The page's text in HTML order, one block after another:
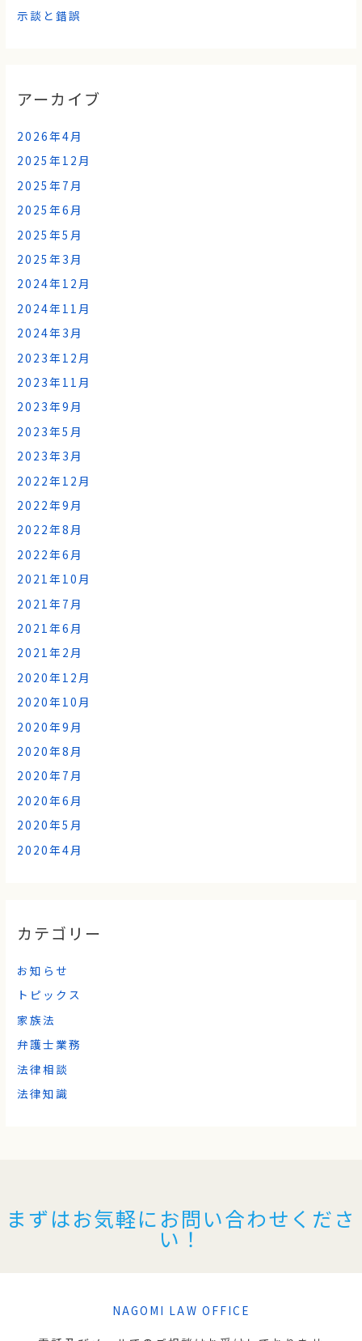
示談と錯誤
アーカイブ
2026年4月
2025年12月
2025年7月
2025年6月
2025年5月
2025年3月
2024年12月
2024年11月
2024年3月
2023年12月
2023年11月
2023年9月
2023年5月
2023年3月
2022年12月
2022年9月
2022年8月
2022年6月
2021年10月
2021年7月
2021年6月
2021年2月
2020年12月
2020年10月
2020年9月
2020年8月
2020年7月
2020年6月
2020年5月
2020年4月
カテゴリー
お知らせ
トピックス
家族法
弁護士業務
法律相談
法律知識
まずはお気軽にお問い合わせくださ
い！
NAGOMI LAW OFFICE